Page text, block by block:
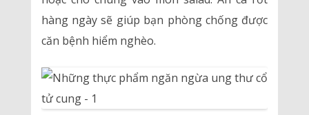
hàng ngày sẽ giúp bạn phòng chống được
căn bệnh hiểm nghèo.